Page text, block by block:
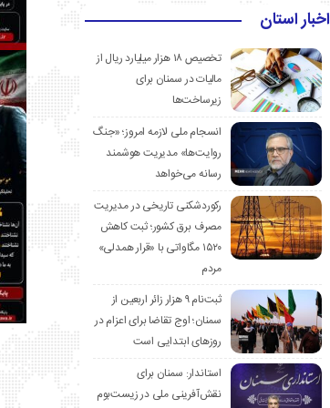
اخبار استان
تخصیص ۱۸ هزار میلیارد ریال از
مالیات در سمنان برای
زیرساخت‌ها
انسجام ملی لازمه امروز؛ «جنگ
روایت‌ها» مدیریت هوشمند
رسانه می‌خواهد
رکوردشکنی تاریخی در مدیریت
مصرف برق کشور؛ ثبت کاهش
۱۵۲۰ مگاواتی با «قرار همدلی»
مردم
ثبت‌نام ۹ هزار زائر اربعین از
سمنان؛ اوج تقاضا برای اعزام در
روزهای ابتدایی است
استاندار: سمنان برای
نقش‌آفرینی ملی در زیست‌بوم